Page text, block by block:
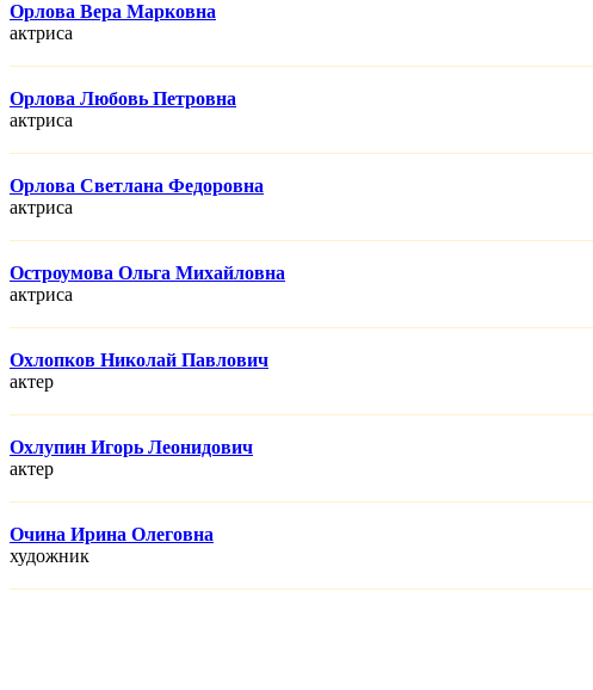
Орлова Вера Марковна
актриса
Орлова Любовь Петровна
актриса
Орлова Светлана Федоровна
актриса
Остроумова Ольга Михайловна
актриса
Охлопков Николай Павлович
актер
Охлупин Игорь Леонидович
актер
Очина Ирина Олеговна
художник